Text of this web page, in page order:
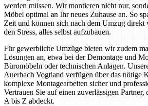
werden müssen. Wir montieren nicht nur,
Möbel optimal an Ihr neues Zuhause an. So
Zeit und können sich nach dem Umzug
den Stress, alles selbst aufzubauen.
Für gewerbliche Umzüge bieten wir zudem
Lösungen an, etwa bei der Demontage und
Büromöbeln oder technischen Anlagen.
Auerbach Vogtland verfügen über das nötige
komplexe Montagearbeiten sicher und
Vertrauen Sie auf einen zuverlässigen
A bis Z abdeckt.